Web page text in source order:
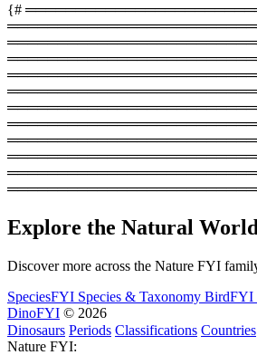
{#
Explore the Natural World
Discover more across the Nature FYI
SpeciesFYI Species & Taxonomy BirdFYI
DinoFYI © 2026
Dinosaurs Periods Classifications Countries
Nature FYI: